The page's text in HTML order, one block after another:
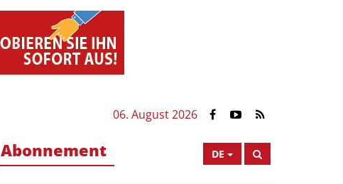
06. August 2026
DE
Abonnement